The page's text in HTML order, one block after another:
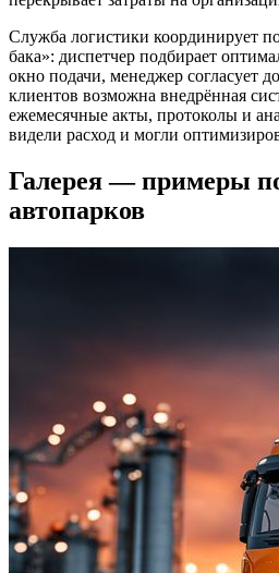
Служба логистики координирует
бака»: диспетчер подбирает
окно подачи, менеджер согласует
клиентов возможна внедрённая
ежемесячные акты, протоколы и
видели расход и могли
Галерея — примеры
автопарков